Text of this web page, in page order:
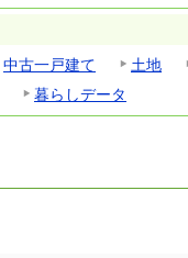
中古一戸建て 土地
暮らしデータ